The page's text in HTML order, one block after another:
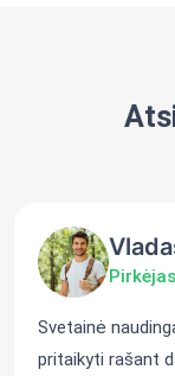
Pirkėjas
Svetainė
pritaikyti rašant